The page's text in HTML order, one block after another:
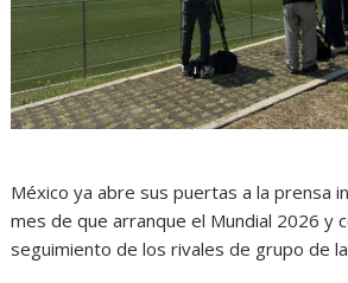
México ya abre sus puertas a la prensa
mes de que arranque el Mundial 2026 y
seguimiento de los rivales de grupo de la